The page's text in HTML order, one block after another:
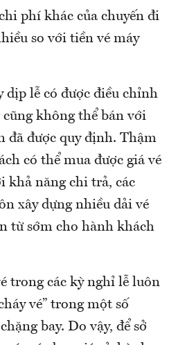
phí khác của chuyến đi
so với tiền vé máy
dịp lễ có được điều chỉnh
không thể bán với
đã được quy định. Thậm
có thể mua được giá vé
khả năng chi trả, các
xây dựng nhiều dải vé
từ sớm cho hành khách
trong các kỳ nghỉ lễ luôn
vé” trong một số
bay. Do vậy, để sở